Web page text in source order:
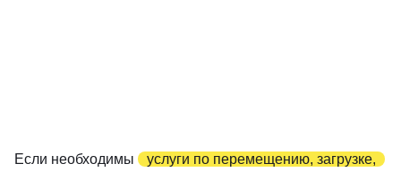
Если необходимы
услуги по перемещению, загрузке,